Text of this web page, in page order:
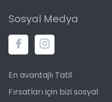
Sosyal Medya
En avantajlı Tatil
Fırsatları için bizi sosyal